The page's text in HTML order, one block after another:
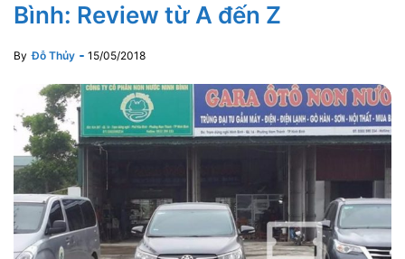
Bình: Review từ A đến Z
By Đỗ Thủy 15/05/2018